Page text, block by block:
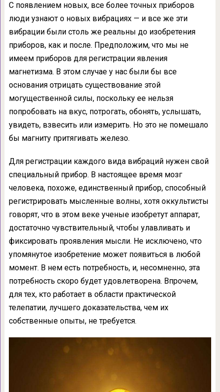
С появлением новых, все более точных приборов
люди узнают о новых вибраци­ях — и все же эти
вибрации были столь же реальны до изобретения
приборов, как и после. Предположим, что мы не
имеем при­боров для регистрации явления
магнетизма. В этом случае у нас были бы все
основания от­рицать существование этой
могущественной силы, поскольку ее нельзя
попробовать на вкус, потрогать, обонять, услышать,
увидеть, взвесить или измерить. Но это не помешало
бы магниту притягивать железо.
Для регистрации каждого вида вибра­ций нужен свой
специальный прибор. В на­стоящее время мозг
человека, похоже, един­ственный прибор, способный
регистриро­вать мысленные волны, хотя оккультисты
говорят, что в этом веке ученые изобретут аппарат,
достаточно чувствительный, чтобы улавливать и
фиксировать проявления мысли. Не исключено, что
упомянутое изобрете­ние может появиться в любой
момент. В нем есть потребность, и, несомненно, эта
потреб­ность скоро будет удовлетворена. Впрочем,
для тех, кто работает в области практической
телепатии, лучшего доказательства, чем их
собственные опыты, не требуется.